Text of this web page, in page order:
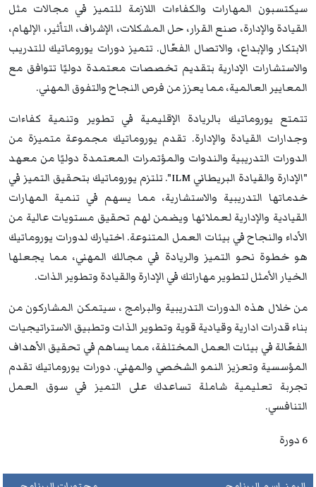
سيكتسبون المهارات والكفاءات اللازمة للتميز في مجالات مثل
القيادة والإدارة، صنع القرار، حل المشكلات، الإشراف، التأثير، الإلهام،
الابتكار والإبداع، والاتصال الفعّال. تتميز دورات يوروماتيك للتدريب
والاستشارات الإدارية بتقديم تخصصات معتمدة دوليًا تتوافق مع
المعايير العالمية، مما يعزز من فرص النجاح والتفوق المهني.
تتمتع يوروماتيك بالريادة الإقليمية في تطوير وتنمية كفاءات
وجدارات القيادة والإدارة. تقدم يوروماتيك مجموعة متميزة من
الدورات التدريبية والندوات والمؤتمرات المعتمدة دوليًا من معهد
"الإدارة والقيادة البريطاني ILM". تلتزم يوروماتيك بتحقيق التميز في
خدماتها التدريبية والاستشارية، مما يسهم في تنمية المهارات
القيادية والإدارية لعملائها ويضمن لهم تحقيق مستويات عالية من
الأداء والنجاح في بيئات العمل المتنوعة. اختيارك لدورات يوروماتيك
هو خطوة نحو التميز والريادة في مجالك المهني، مما يجعلها
الخيار الأمثل لتطوير مهاراتك في الإدارة والقيادة وتطوير الذات.
من خلال هذه الدورات التدريبية والبرامج ، سيتمكن المشاركون من
بناء قدرات ادارية وقيادية قوية وتطوير الذات وتطبيق الاستراتيجيات
الفعّالة في بيئات العمل المختلفة، مما يساهم في تحقيق الأهداف
المؤسسية وتعزيز النمو الشخصي والمهني. دورات يوروماتيك تقدم
تجربة تعليمية شاملة تساعدك على التميز في سوق العمل
التنافسي.
6 دورة